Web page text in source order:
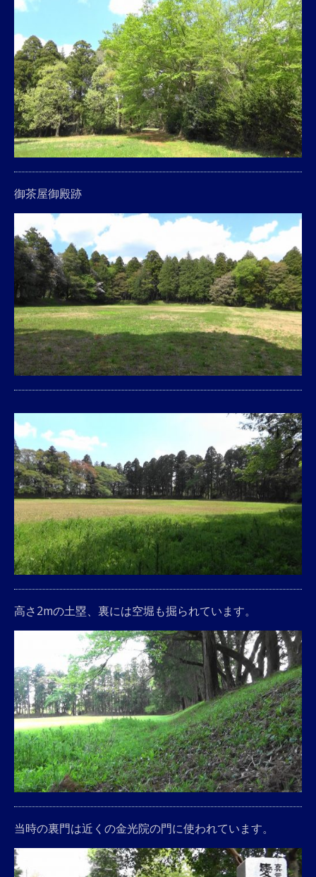
御茶屋御殿跡
高さ2mの土塁、裏には空堀も掘られています。
当時の裏門は近くの金光院の門に使われています。